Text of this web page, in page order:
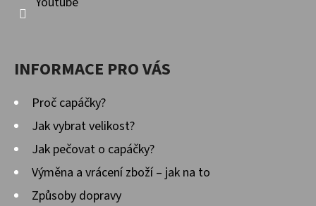
INFORMACE PRO VÁS
Proč capáčky?
Jak vybrat velikost?
Jak pečovat o capáčky?
Výměna a vrácení zboží – jak na to
Způsoby dopravy